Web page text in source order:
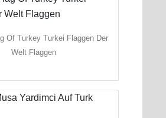
Of Turkey Turkei Flaggen Der
Welt Flaggen